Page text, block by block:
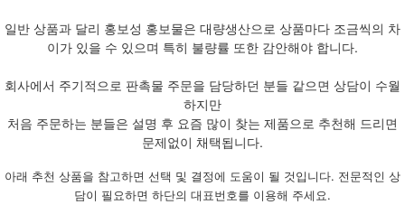
일반 상품과 달리 홍보성 홍보물은 대량생산으로 상품마다 조금씩의 차
이가 있을 수 있으며 특히 불량률 또한 감안해야 합니다.
회사에서 주기적으로 판촉물 주문을 담당하던 분들 같으면 상담이 수월
하지만
처음 주문하는 분들은 설명 후 요즘 많이 찾는 제품으로 추천해 드리면
문제없이 채택됩니다.
아래 추천 상품을 참고하면 선택 및 결정에 도움이 될 것입니다. 전문적인 상
담이 필요하면 하단의 대표번호를 이용해 주세요.